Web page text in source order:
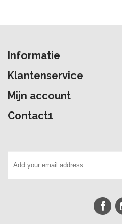
Informatie
Klantenservice
Mijn account
Contact1